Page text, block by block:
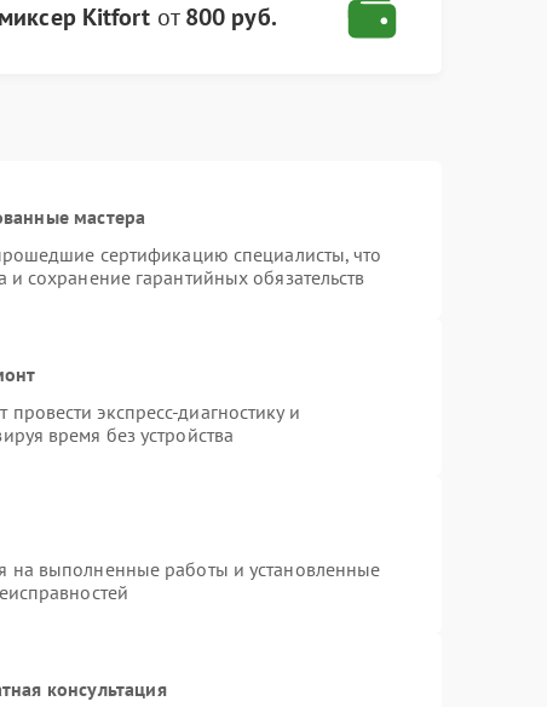
Kitfort от800 руб.
мастера
сертификацию специалисты, что
сохранение гарантийных обязательств
экспресс-диагностику и
время без устройства
на выполненные работы и установленные
консультация